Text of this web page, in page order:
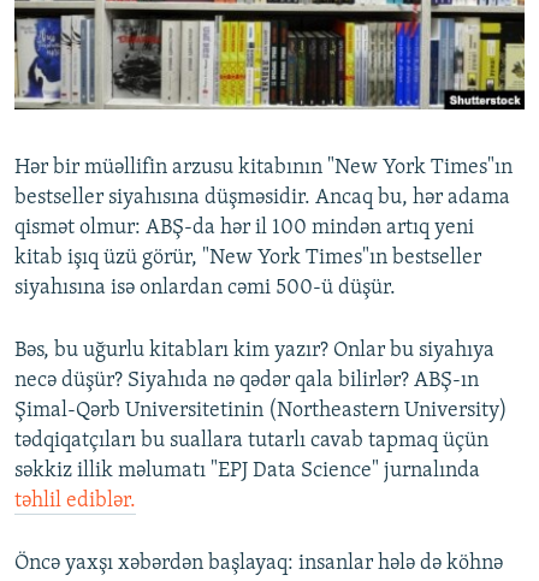
FOTOQALEREYA
İNFOQRAFIKA
KARIKATURA
OXU ZALI
AZƏRBAYCAN ƏDƏBIYYATI KITABXANASI
İSLAM VƏ DEMOKRATIYA
HAQQIMIZDA
MISSIYAMIZ
PEŞƏ ETIKASI VƏ JURNALISTIKA STANDARTLARIMIZ
BIZIMLƏ ƏLAQƏ
XƏBƏR BÜLLETENLƏRIMIZ
BIZI IZLƏ
RFE/RL-in bütün saytları
Hər bir müəllifin arzusu kitabının "New York Times"ın
bestseller siyahısına düşməsidir. Ancaq bu, hər adama
qismət olmur: ABŞ-da hər il 100 mindən artıq yeni
kitab işıq üzü görür, "New York Times"ın bestseller
siyahısına isə onlardan cəmi 500-ü düşür.
Bəs, bu uğurlu kitabları kim yazır? Onlar bu siyahıya
necə düşür? Siyahıda nə qədər qala bilirlər? ABŞ-ın
Şimal-Qərb Universitetinin (Northeastern University)
tədqiqatçıları bu suallara tutarlı cavab tapmaq üçün
səkkiz illik məlumatı "EPJ Data Science" jurnalında
təhlil ediblər.
Öncə yaxşı xəbərdən başlayaq: insanlar hələ də köhnə